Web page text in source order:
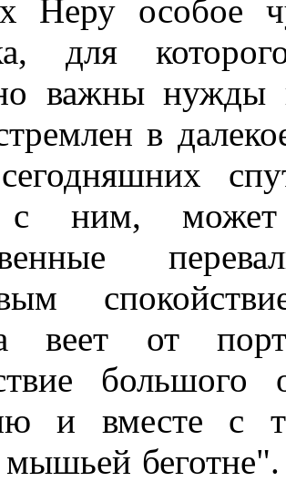
Неру особое
для
важны
в
с ним,
веет от
и вместе с
беготне".